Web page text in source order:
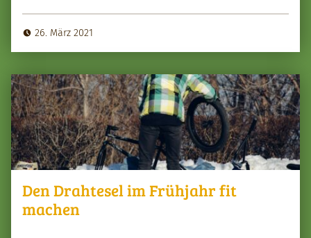
26. März 2021
Den Drahtesel im Frühjahr fit
machen